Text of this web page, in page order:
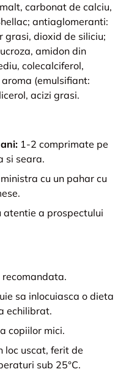
carbonat de calciu,
antiaglomeranti:
grasi, dioxid de siliciu;
amidon din
colecalciferol,
(emulsifiant:
acizi grasi.
1-2 comprimate pe
si seara.
cu un pahar cu
atentie a prospectului
sa inlocuiasca o dieta
echilibrat.
copiilor mici.
loc uscat, ferit de
sub 25°C.